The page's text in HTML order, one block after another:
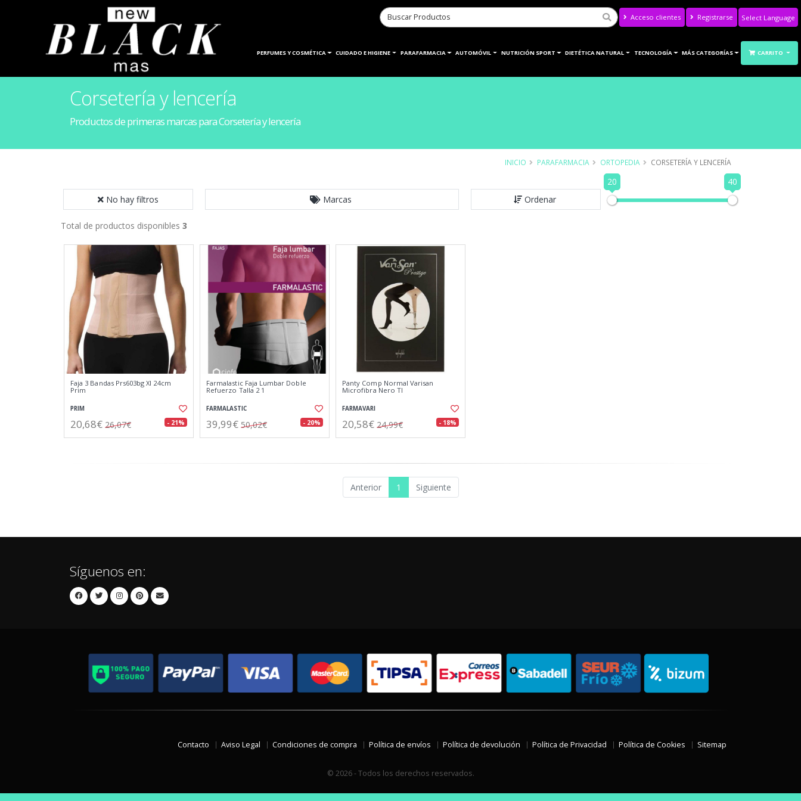
Acceso clientes Registrarse
Translate
PERFUMES Y COSMÉTICA CUIDADO E HIGIENE PARAFARMACIA AUTOMÓVIL NUTRICIÓN SPORT DIETÉTICA NATURAL TECNOLOGÍA MÁS CATEGORÍAS CARRITO
Corsetería y lencería
Productos de primeras marcas para Corsetería y lencería
INICIO PARAFARMACIA ORTOPEDIA CORSETERÍA Y LENCERÍA
No hay filtros Marcas Ordenar
20 40
Total de productos disponibles 3
Faja 3 Bandas Prs603bg Xl 24cm
Prim
PRIM
20,68€ 26,07€ - 21%
Farmalastic Faja Lumbar Doble
Refuerzo Talla 2 1
FARMALASTIC
39,99€ 50,02€ - 20%
Panty Comp Normal Varisan
Microfibra Nero Tl
FARMAVARI
20,58€ 24,99€ - 18%
Anterior 1 Siguiente
Síguenos en:
Contacto Aviso Legal Condiciones de compra Política de envíos Política de devolución Política de Privacidad Política de Cookies Sitemap
© 2026 - Todos los derechos reservados.